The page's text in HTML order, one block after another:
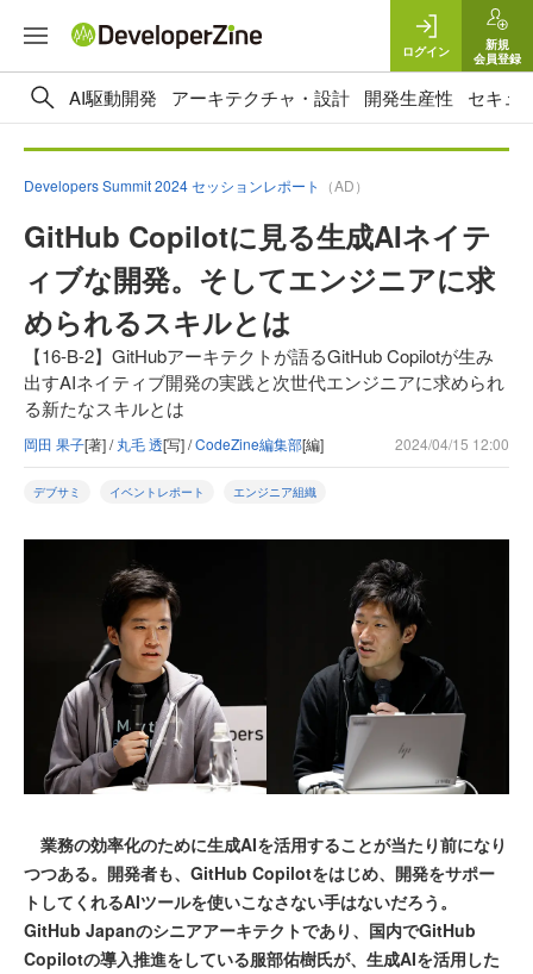
ログイン
新規
会員登録
AI駆動開発 アーキテクチャ・設計 開発生産性 セキュ
Developers Summit 2024 セッションレポート （AD）
GitHub Copilotに見る生成AIネイテ
ィブな開発。そしてエンジニアに求
められるスキルとは
【16-B-2】GitHubアーキテクトが語るGitHub Copilotが生み
出すAIネイティブ開発の実践と次世代エンジニアに求められ
る新たなスキルとは
岡田 果子[著] /丸毛 透[写] /CodeZine編集部[編] 2024/04/15 12:00
デブサミ イベントレポート エンジニア組織
業務の効率化のために生成AIを活用することが当たり前になり
つつある。開発者も、GitHub Copilotをはじめ、開発をサポー
トしてくれるAIツールを使いこなさない手はないだろう。
GitHub Japanのシニアアーキテクトであり、国内でGitHub
Copilotの導入推進をしている服部佑樹氏が、生成AIを活用した